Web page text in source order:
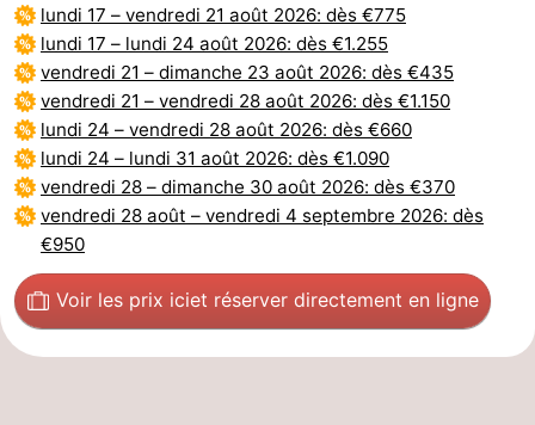
littoral
Flandre-
Occidentale
-
Bruges
-
Gand
-
Ypres
côte
-
Nature
-
lundi 17 – vendredi 21 août 2026: dès €775
lundi 17 – lundi 24 août 2026: dès €1.255
vendredi 21 – dimanche 23 août 2026: dès €435
vendredi 21 – vendredi 28 août 2026: dès €1.150
lundi 24 – vendredi 28 août 2026: dès €660
lundi 24 – lundi 31 août 2026: dès €1.090
vendredi 28 – dimanche 30 août 2026: dès €370
vendredi 28 août – vendredi 4 septembre 2026: dès
€950
Voir les prix iciet réserver directement en ligne